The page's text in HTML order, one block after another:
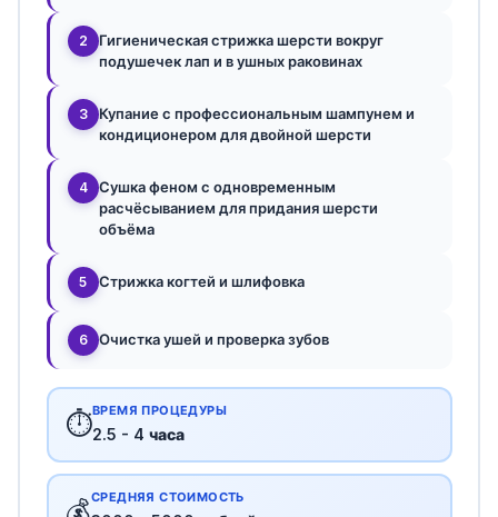
2
Гигиеническая стрижка шерсти вокруг
подушечек лап и в ушных раковинах
3
Купание с профессиональным шампунем и
кондиционером для двойной шерсти
4
Сушка феном с одновременным
расчёсыванием для придания шерсти
объёма
5 Стрижка когтей и шлифовка
6 Очистка ушей и проверка зубов
⏱️ВРЕМЯ ПРОЦЕДУРЫ
2.5 - 4 часа
💰СРЕДНЯЯ СТОИМОСТЬ